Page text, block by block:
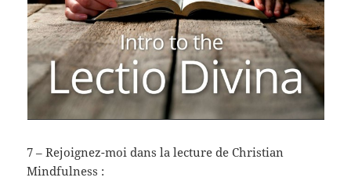
7 – Rejoignez-moi dans la lecture de Christian
Mindfulness :